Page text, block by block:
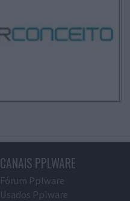
CANAIS PPLWARE
Fórum Pplware
Usados Pplware